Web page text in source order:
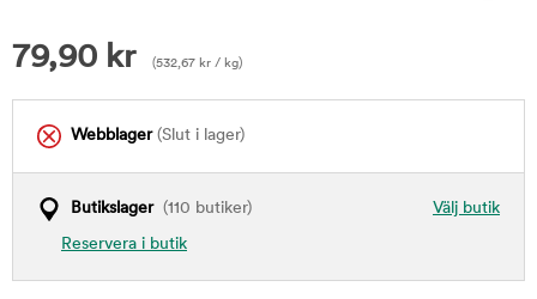
79,90 kr (532,67 kr / kg)
Webblager(Slut i lager)
Välj butik
Butikslager(110 butiker)
Reservera i butik